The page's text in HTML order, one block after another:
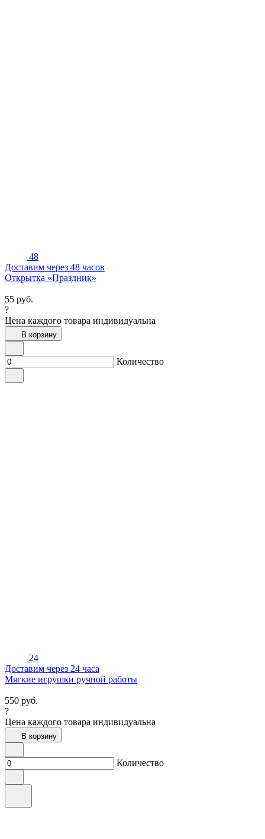
48
Доставим через 48 часов
Открытка «Праздник»
55 руб.
?
Цена каждого товара индивидуальна
В корзину
Количество
24
Доставим через 24 часа
Мягкие игрушки ручной работы
550 руб.
?
Цена каждого товара индивидуальна
В корзину
Количество